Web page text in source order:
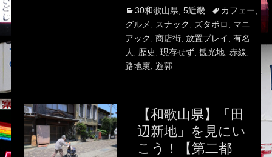
Categories
30和歌山県 5近畿 Tagsカフェー
グルメ
スナック ズタボロ
マニ
アック
商店街, 放置プレイ
有名
人
歴史 現存せず, 観光地, 赤線
路地裏 遊郭
【和歌山県】「田
辺新地」を見にい
こう！【第二都